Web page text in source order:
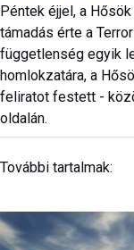
Péntek éjjel, a
támadás érte a
függetlenség egyik
homlokzatára, a
feliratot festett -
oldalán.
További tartalmak: